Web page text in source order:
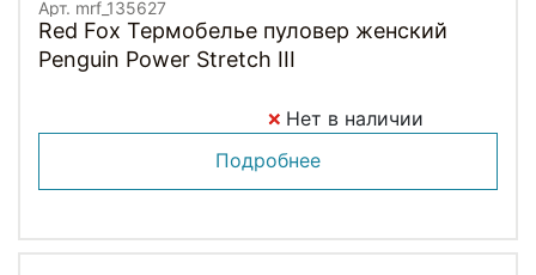
Арт. mrf_135627
Red Fox Термобелье пуловер женский
Penguin Power Stretch III
Нет в наличии
Подробнее